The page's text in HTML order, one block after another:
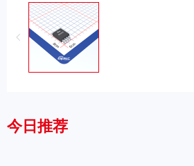
今日推荐